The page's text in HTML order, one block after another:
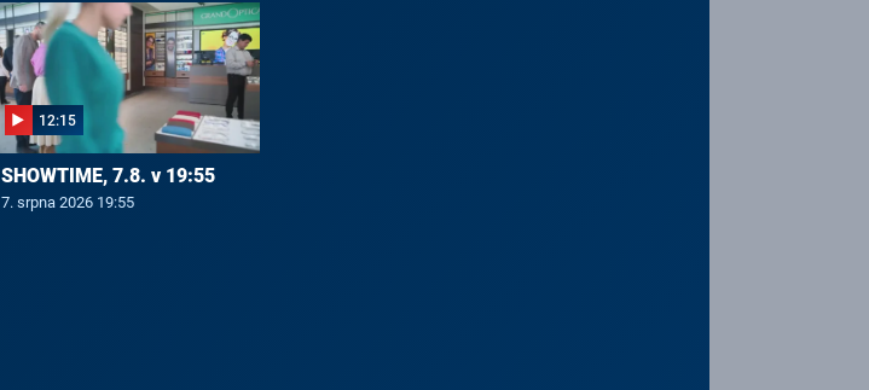
12:15
SHOWTIME, 7.8. v 19:55
7. srpna 2026 19:55